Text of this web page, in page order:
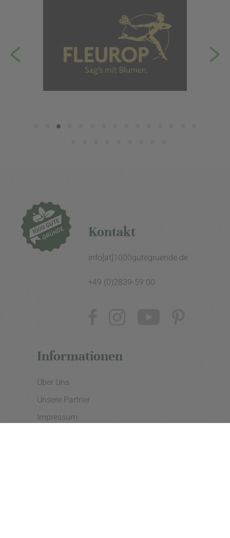
Kontakt
info[at]1000gutegruende.de
+49 (0)2839-59 00
Informationen
Über Uns
Unsere Partner
Impressum